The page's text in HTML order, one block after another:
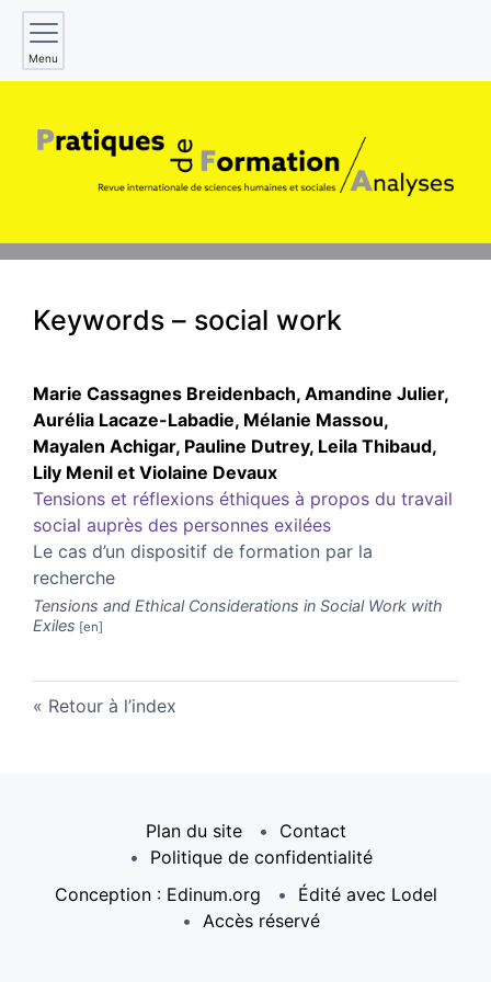
Menu
Keywords – social work
Marie Cassagnes Breidenbach, Amandine Julier,
Aurélia Lacaze-Labadie, Mélanie Massou,
Mayalen Achigar, Pauline Dutrey, Leila Thibaud,
Lily Menil et Violaine Devaux
Tensions et réflexions éthiques à propos du travail
social auprès des personnes exilées
Le cas d’un dispositif de formation par la
recherche
Tensions and Ethical Considerations in Social Work with
Exiles
Retour à l’index
Plan du site
Contact
Politique de confidentialité
Conception : Edinum.org
Édité avec Lodel
Accès réservé